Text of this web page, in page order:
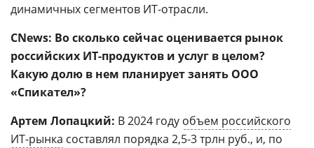
динамичных сегментов ИТ-отрасли.
CNews: Во сколько сейчас оценивается рынок
российских ИТ-продуктов и услуг в целом?
Какую долю в нем планирует занять ООО
«Спикател»?
Артем Лопацкий: В 2024 году объем российского
ИТ-рынка составлял порядка 2,5-3 трлн руб., и, по